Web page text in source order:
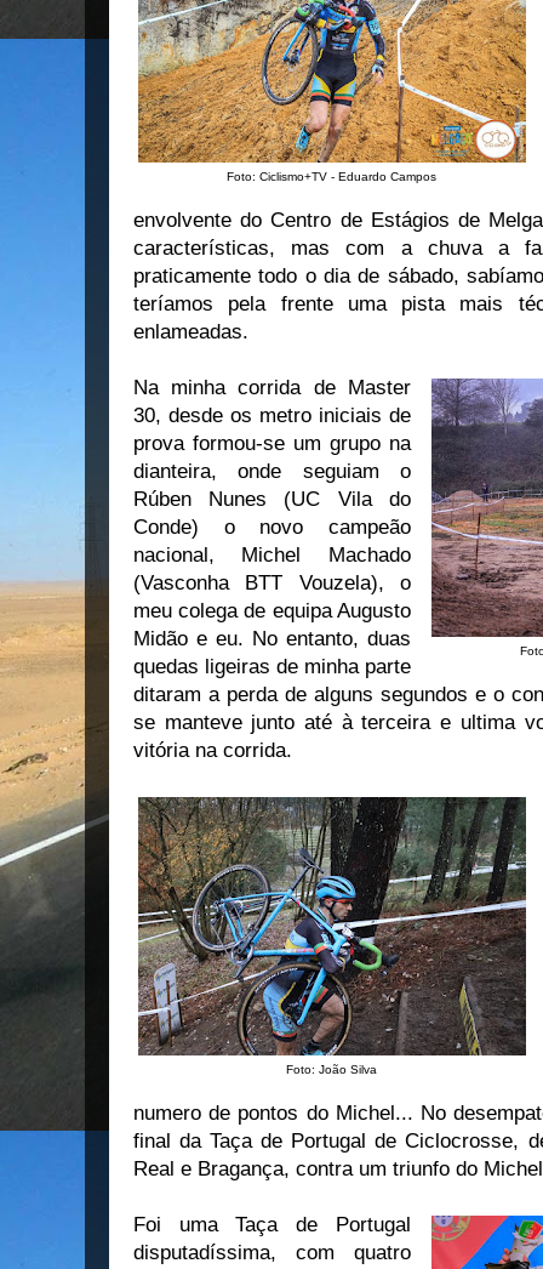
Foto: Ciclismo+TV - Eduardo Campos
envolvente do Centro de Estágios de
características, mas com a chuva a
praticamente todo o dia de sábado,
teríamos pela frente uma pista mais
enlameadas.
Na minha corrida de Master
30, desde os metro iniciais de
prova formou-se um grupo na
dianteira, onde seguiam o
Rúben Nunes (UC Vila do
Conde) o novo campeão
nacional, Michel Machado
(Vasconha BTT Vouzela), o
meu colega de equipa Augusto
Midão e eu. No entanto, duas
quedas ligeiras de minha parte
ditaram a perda de alguns segundos e o
se manteve junto até à terceira e ultima
vitória na corrida.
Foto: João Silva
numero de pontos do Michel... No
final da Taça de Portugal de Ciclocrosse,
Real e Bragança, contra um triunfo do
Foi uma Taça de Portugal
disputadíssima, com quatro